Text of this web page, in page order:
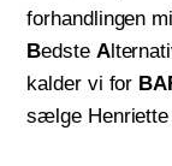
forhandlingen
Bedste A
kalder vi for
sælge Henriette